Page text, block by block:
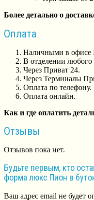
Более детально о
Оплата
Наличными в офисе
В отделении
Через Приват 24.
Через Терминалы
Оплата по телефону.
Оплата онлайн.
Как и где оплатить
Отзывы
Отзывов пока нет.
Будьте первым, кто
форма люкс Пион в
Ваш адрес email не будет